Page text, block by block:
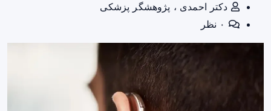
دکتر احمدی ، پژوهشگر پزشکی